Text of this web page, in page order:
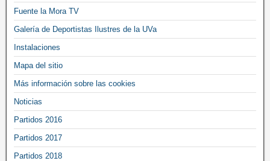
Fuente la Mora TV
Galería de Deportistas Ilustres de la UVa
Instalaciones
Mapa del sitio
Más información sobre las cookies
Noticias
Partidos 2016
Partidos 2017
Partidos 2018